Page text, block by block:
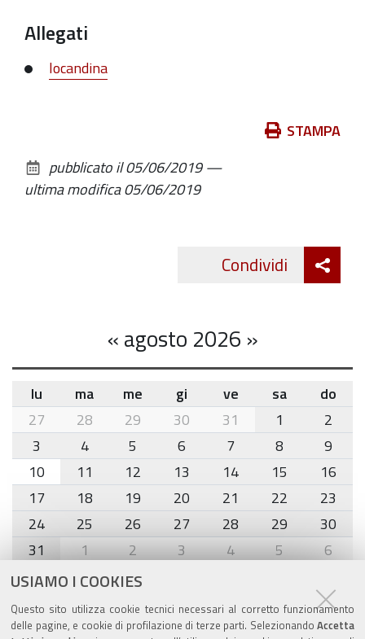
USIAMO I COOKIES
Questo sito utilizza cookie tecnici necessari al corretto funzionamento
delle pagine, e cookie di profilazione di terze parti. Selezionando Accetta
Allegati
locandina
documento
STAMPA
pubblicato il05/06/2019—
ultima modifica05/06/2019
Condividi
«agosto 2026 »
month-
8
lu ma me gi ve sa
do
27
28 29 30 31 1
2
3
4 5 6 7 8
9
10
11 12 13 14 15
16
17
18 19 20 21 22
23
24
25 26 27 28 29
30
31
1 2 3 4 5 6
Agenda eventi